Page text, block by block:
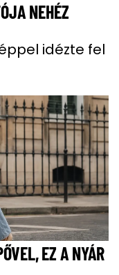
NEHÉZ
idézte fel
EZ A NYÁR